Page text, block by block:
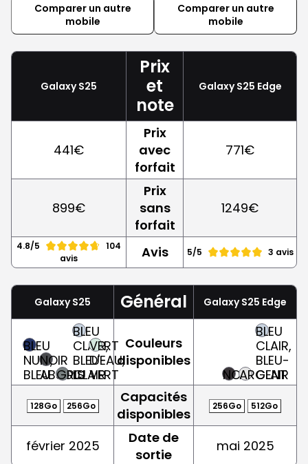
Comparer un autre
mobile
Comparer un autre
mobile
Galaxy S25
Prix
et
note
Galaxy S25 Edge
441€
Prix
avec
forfait
771€
899€
Prix
sans
forfait
1249€
4.8/5
104
avis
Avis 5/5 3 avis
Galaxy S25 Général Galaxy S25 Edge
BLEU
NUIT,
BLEU
NOIR
ABSOLU
GRIS
BLEU
CLAIR,
BLEU-
CLAIR
VERT
D'EAU,
VERT
Couleurs
disponibles
NOIRARGENT
BLEU
CLAIR,
BLEU-
CLAIR
128Go 256Go
Capacités
disponibles
256Go 512Go
février 2025
Date de
sortie
mai 2025